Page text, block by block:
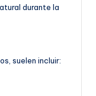
durante la
suelen incluir: